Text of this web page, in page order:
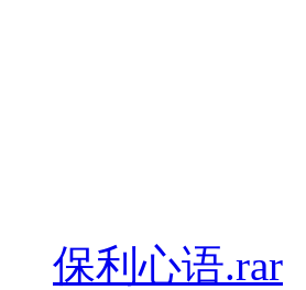
保利心语.rar